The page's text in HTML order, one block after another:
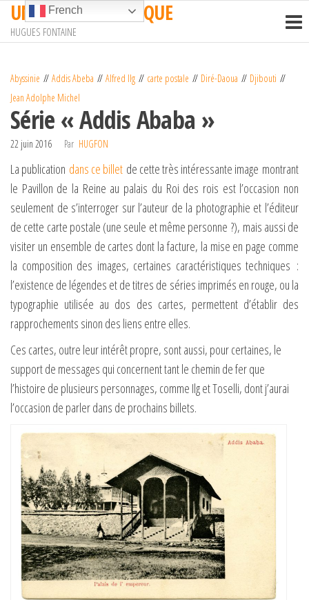
Passer
contenu
UN TRAIN EN AFRIQUE
HUGUES FONTAINE
Abyssinie Addis Abeba Alfred Ilg carte postale Diré-Daoua
Djibouti
Jean Adolphe Michel
Série « Addis Ababa »
22 juin 2016 Par HUGFON
La publication dans ce billet de cette très intéressante image montrant
le Pavillon de la Reine au palais du Roi des rois est l’occasion non
seulement de s’interroger sur l’auteur de la photographie et l’éditeur
de cette carte postale (une seule et même personne ?), mais aussi de
visiter un ensemble de cartes dont la facture, la mise en page comme
la composition des images, certaines caractéristiques techniques :
l’existence de légendes et de titres de séries imprimés en rouge, ou la
typographie utilisée au dos des cartes, permettent d’établir des
rapprochements sinon des liens entre elles.
Ces cartes, outre leur intérêt propre, sont aussi, pour certaines, le
support de messages qui concernent tant le chemin de fer que
l’histoire de plusieurs personnages, comme Ilg et Toselli, dont j’aurai
l’occasion de parler dans de prochains billets.
French